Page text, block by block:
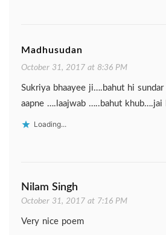
Madhusudan
October 31, 2017 at 8:36 PM
Sukriya bhaayee ji….bahut hi sundar
aapne ….laajwab …..bahut khub….jai
Loading...
Nilam Singh
October 31, 2017 at 7:16 PM
Very nice poem